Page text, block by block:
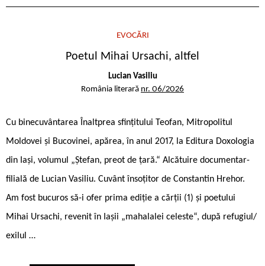
EVOCĂRI
Poetul Mihai Ursachi, altfel
Lucian Vasiliu
România literară nr. 06/2026
Cu binecuvântarea Înaltprea ­sfințitului Teofan, Mitropolitul
Moldovei și Bucovinei, apărea, în anul 2017, la Editura Doxologia
din Iași, volumul „Ștefan, preot de țară.“ Alcătuire documentar-
filială de Lucian Vasiliu. Cuvânt însoțitor de Constantin Hrehor.
Am fost bucuros să-i ofer prima ediție a cărții (1) și poetului
Mihai Ursachi, revenit în Iașii „mahalalei celeste“, după refugiul/
exilul …